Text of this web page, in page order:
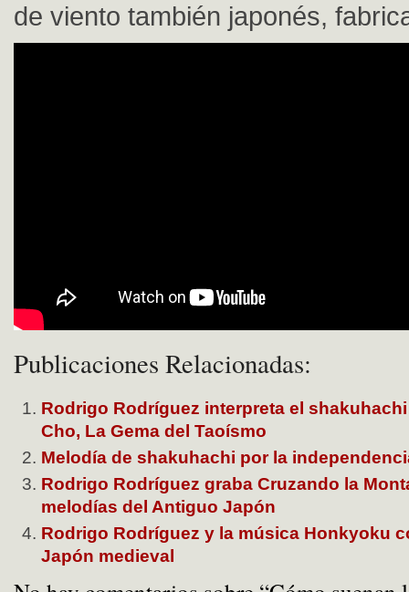
de viento también japonés,
Publicaciones Relacionadas:
Rodrigo Rodríguez interpreta el
Cho, La Gema del Taoísmo
Melodía de shakuhachi por la
Rodrigo Rodríguez graba Cruzando la
melodías del Antiguo Japón
Rodrigo Rodríguez y la música Honkyoku
Japón medieval